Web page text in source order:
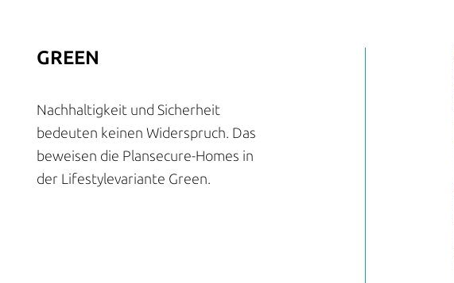
GREEN
Nachhaltigkeit und Sicherheit
bedeuten keinen Widerspruch. Das
beweisen die Plansecure-Homes in
der Lifestylevariante Green.